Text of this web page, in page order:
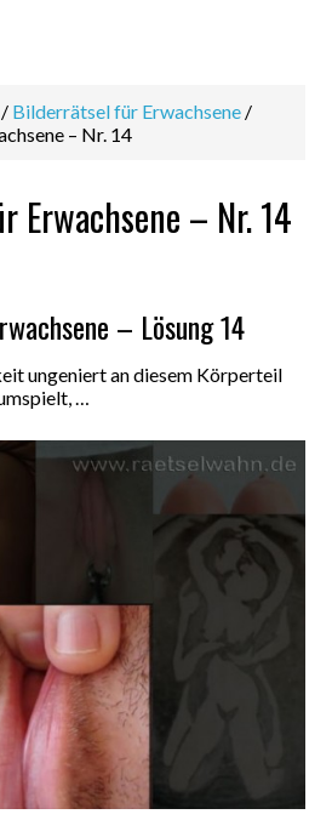
/ Bilderrätsel für Erwachsene /
– Nr. 14
Erwachsene – Nr. 14
– Lösung 14
ungeniert an diesem Körperteil
…